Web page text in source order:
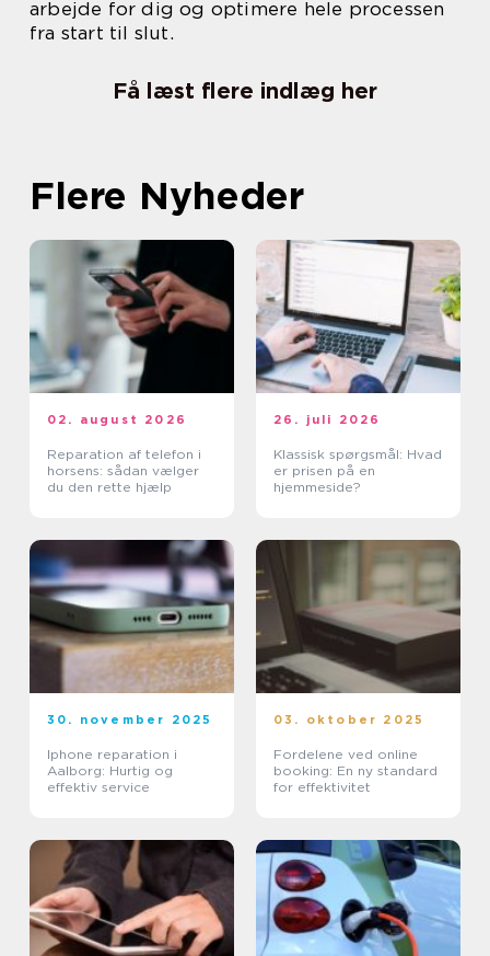
arbejde for dig og optimere hele processen
fra start til slut.
Få læst flere indlæg her
Flere Nyheder
02. august 2026
Reparation af telefon i
horsens: sådan vælger
du den rette hjælp
26. juli 2026
Klassisk spørgsmål: Hvad
er prisen på en
hjemmeside?
30. november 2025
Iphone reparation i
Aalborg: Hurtig og
effektiv service
03. oktober 2025
Fordelene ved online
booking: En ny standard
for effektivitet